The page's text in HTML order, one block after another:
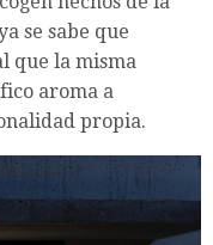
se sabe que
que la misma
aroma a
propia.